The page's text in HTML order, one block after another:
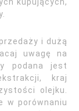
i dużą
uwagę na
podana jest
kraj
olejku.
w porównaniu